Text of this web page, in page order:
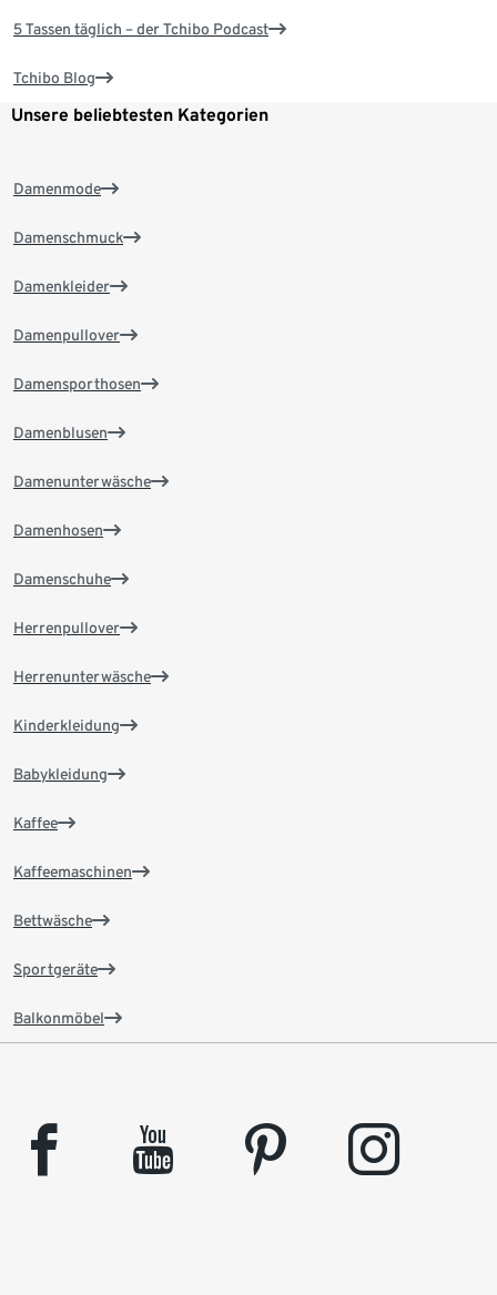
5 Tassen täglich – der Tchibo Podcast
Tchibo Blog
Unsere beliebtesten Kategorien
Damenmode
Damenschmuck
Damenkleider
Damenpullover
Damensporthosen
Damenblusen
Damenunterwäsche
Damenhosen
Damenschuhe
Herrenpullover
Herrenunterwäsche
Kinderkleidung
Babykleidung
Kaffee
Kaffeemaschinen
Bettwäsche
Sportgeräte
Balkonmöbel
facebook youtube pinterest instagram